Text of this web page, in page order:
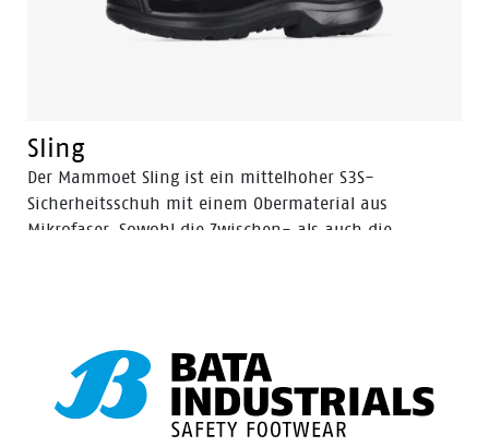
Sling
Der Mammoet Sling ist ein mittelhoher S3S-
Sicherheitsschuh mit einem Obermaterial aus
Mikrofaser. Sowohl die Zwischen- als auch die
beiträgt, ist die Aluminium-Zehenschutzkappe. Sie
bietet einen Aufprallschutz, der dem einer Stahlkappe
entspricht, ist aber leichter. Ebenso ist die
durchtrittsichere FlexGuard®-Einlage nicht aus Metall,